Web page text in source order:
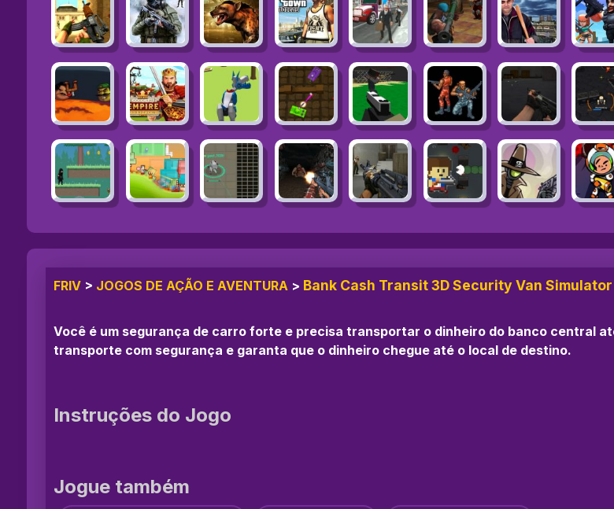
FRIV > JOGOS DE AÇÃO E AVENTURA > Bank Cash Transit 3D Security Van Simulator
Você é um segurança de carro forte e precisa transportar o dinheiro do banco central
transporte com segurança e garanta que o dinheiro chegue até o local de destino.
Instruções do Jogo
Jogue também